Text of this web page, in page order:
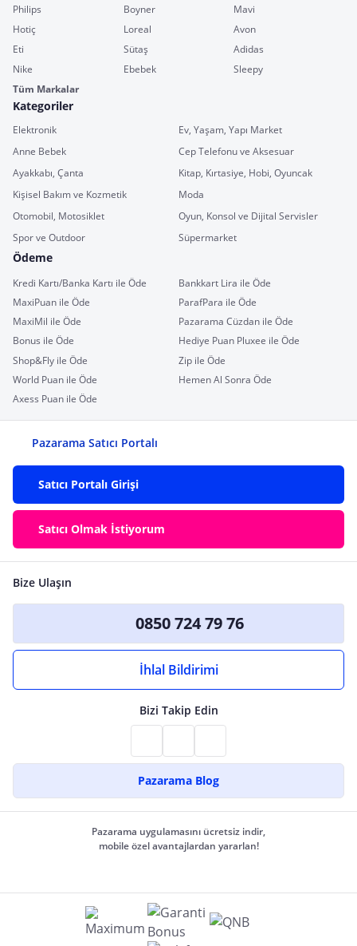
Philips
Boyner
Mavi
Hotiç
Loreal
Avon
Eti
Sütaş
Adidas
Nike
Ebebek
Sleepy
Tüm Markalar
Kategoriler
Elektronik
Ev, Yaşam, Yapı Market
Anne Bebek
Cep Telefonu ve Aksesuar
Ayakkabı, Çanta
Kitap, Kırtasiye, Hobi, Oyuncak
Kişisel Bakım ve Kozmetik
Moda
Otomobil, Motosiklet
Oyun, Konsol ve Dijital Servisler
Spor ve Outdoor
Süpermarket
Ödeme
Kredi Kartı/Banka Kartı ile Öde
Bankkart Lira ile Öde
MaxiPuan ile Öde
ParafPara ile Öde
MaxiMil ile Öde
Pazarama Cüzdan ile Öde
Bonus ile Öde
Hediye Puan Pluxee ile Öde
Shop&Fly ile Öde
Zip ile Öde
World Puan ile Öde
Hemen Al Sonra Öde
Axess Puan ile Öde
Pazarama Satıcı Portalı
Satıcı Portalı Girişi
Satıcı Olmak İstiyorum
Bize Ulaşın
0850 724 79 76
İhlal Bildirimi
Bizi Takip Edin
Pazarama Blog
Pazarama uygulamasını ücretsiz indir,
mobile özel avantajlardan yararlan!